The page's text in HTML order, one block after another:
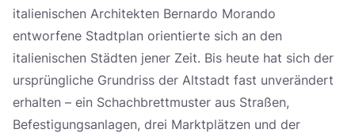
italienischen Architekten Bernardo Morando
entworfene Stadtplan orientierte sich an den
italienischen Städten jener Zeit. Bis heute hat sich der
ursprüngliche Grundriss der Altstadt fast unverändert
erhalten – ein Schachbrettmuster aus Straßen,
Befestigungsanlagen, drei Marktplätzen und der